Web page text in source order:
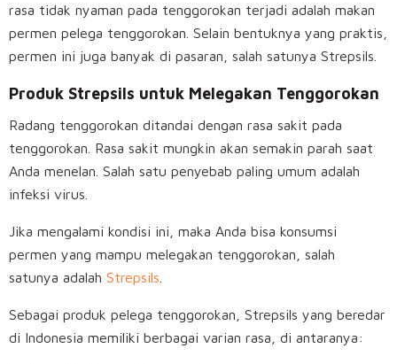
rasa tidak nyaman pada tenggorokan terjadi adalah makan
permen pelega tenggorokan. Selain bentuknya yang praktis,
permen ini juga banyak di pasaran, salah satunya Strepsils.
Produk Strepsils untuk Melegakan Tenggorokan
Radang tenggorokan ditandai dengan rasa sakit pada
tenggorokan. Rasa sakit mungkin akan semakin parah saat
Anda menelan. Salah satu penyebab paling umum adalah
infeksi virus.
Jika mengalami kondisi ini, maka Anda bisa konsumsi
permen yang mampu melegakan tenggorokan, salah
satunya adalah Strepsils
Sebagai produk pelega tenggorokan, Strepsils yang beredar
di Indonesia memiliki berbagai varian rasa, di antaranya: